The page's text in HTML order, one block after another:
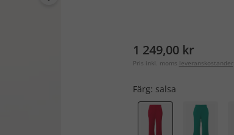
1 249,00 kr
Pris inkl. moms leveranskostander
Färg: salsa